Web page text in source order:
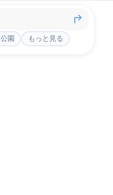
公園 もっと見る